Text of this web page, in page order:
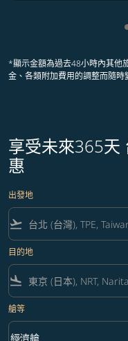
*顯示金額為過去48小時內其他
金、各類附加費用的調整而隨時
享受未來365天
惠
出發地
flight_takeoff
目的地
flight_land
艙等
經濟艙
keyboard_arrow_down